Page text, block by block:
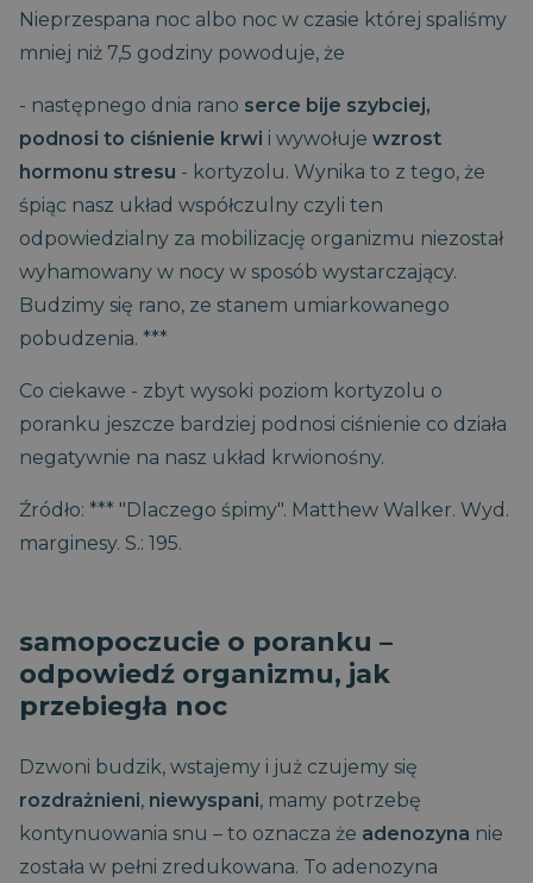
Nieprzespana noc albo noc w czasie której spaliśmy
mniej niż 7,5 godziny powoduje, że
- następnego dnia rano serce bije szybciej,
podnosi to ciśnienie krwi i wywołuje wzrost
hormonu stresu - kortyzolu. Wynika to z tego, że
śpiąc nasz układ współczulny czyli ten
odpowiedzialny za mobilizację organizmu niezostał
wyhamowany w nocy w sposób wystarczający.
Budzimy się rano, ze stanem umiarkowanego
pobudzenia. ***
Co ciekawe - zbyt wysoki poziom kortyzolu o
poranku jeszcze bardziej podnosi ciśnienie co działa
negatywnie na nasz układ krwionośny.
Źródło: *** "Dlaczego śpimy". Matthew Walker. Wyd.
marginesy. S.: 195.
samopoczucie o poranku –
odpowiedź organizmu, jak
przebiegła noc
Dzwoni budzik, wstajemy i już czujemy się
rozdrażnieni, niewyspani, mamy potrzebę
kontynuowania snu – to oznacza że adenozyna nie
została w pełni zredukowana. To adenozyna